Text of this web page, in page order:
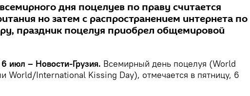
дня поцелуев по праву считается
но затем с распространением интернета по
праздник поцелуя приобрел общемировой
июл – Новости-Грузия. Всемирный день поцелуя (World
World/International Kissing Day), отмечается в пятницу, 6